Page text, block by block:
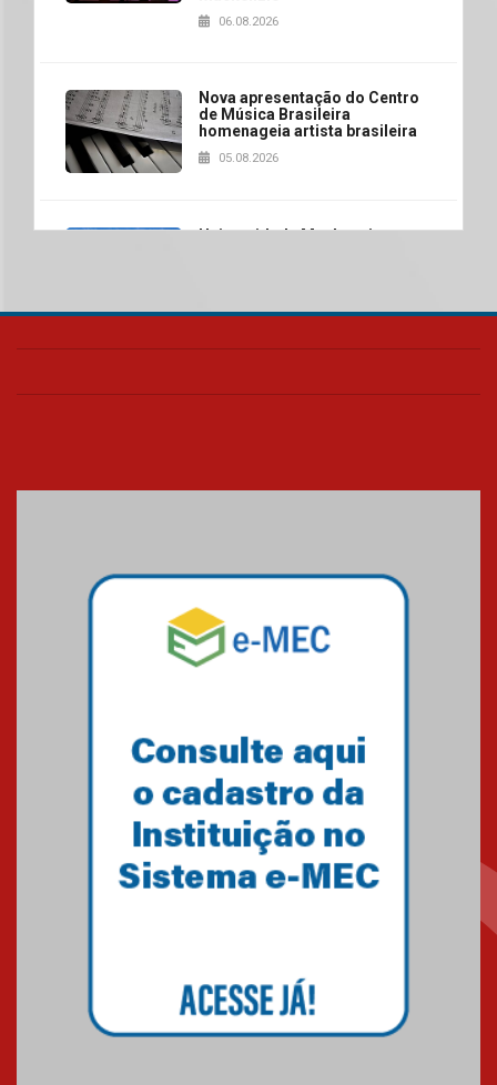
06.08.2026
Nova apresentação do Centro
de Música Brasileira
homenageia artista brasileira
05.08.2026
Universidade Mackenzie
das novas tecnologias em
04.08.2026
Como o Colégio Mackenzie
Brasília prepara seus
Como os pais podem investir
na educação dos filhos além da
escola
docentes para debater
inovação e desafios da
educação superior
04.08.2026